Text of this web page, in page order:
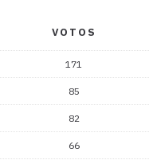
VOTOS
171
85
82
66